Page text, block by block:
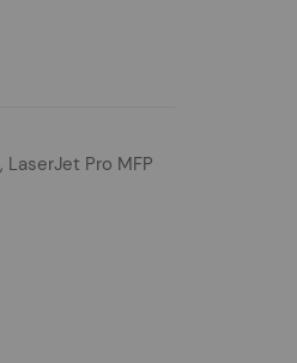
Pro MFP